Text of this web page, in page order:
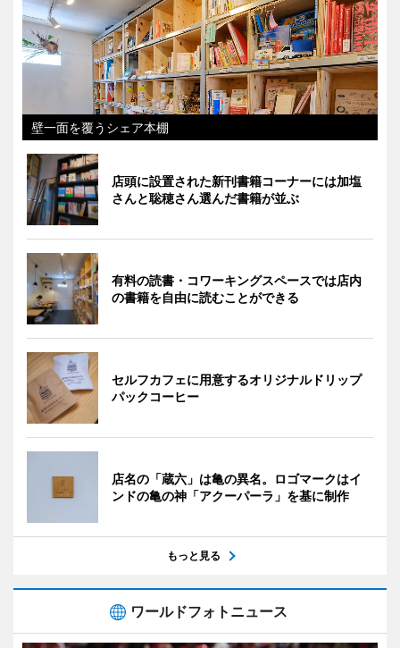
壁一面を覆うシェア本棚
店頭に設置された新刊書籍コーナーには加塩
さんと聡穂さん選んだ書籍が並ぶ
有料の読書・コワーキングスペースでは店内
の書籍を自由に読むことができる
セルフカフェに用意するオリジナルドリップ
パックコーヒー
店名の「蔵六」は亀の異名。ロゴマークはイ
ンドの亀の神「アクーパーラ」を基に制作
もっと見る
ワールドフォトニュース